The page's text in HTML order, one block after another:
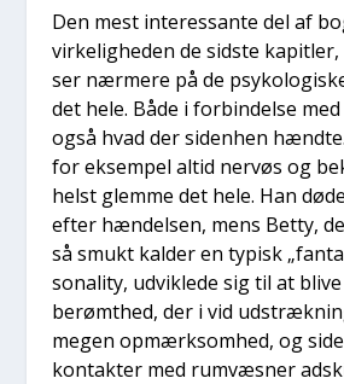
Den mest inter­es­san­te del af
vir­ke­lig­he­den de sid­ste
ser nær­me­re på de
det hele. Både i for­bin­del­se
også hvad der siden­hen
for eksem­pel altid nervøs og
helst glem­me det hele. Han
efter hæn­del­sen, mens Bet­ty,
så smukt kal­der en typisk
so­na­li­ty, udvik­le­de sig til at
berømt­hed, der i vid
megen opmærk­som­hed, og
kon­tak­ter med rumvæs­ner